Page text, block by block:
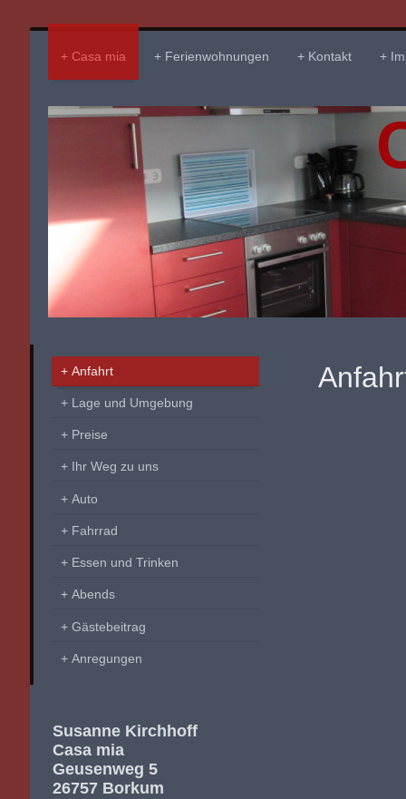
Casa mia Ferienwohnungen Kontakt
Anfahrt
Lage und Umgebung
Preise
Ihr Weg zu uns
Auto
Fahrrad
Essen und Trinken
Abends
Gästebeitrag
Anregungen
Susanne Kirchhoff
Casa mia
Geusenweg 5
26757 Borkum